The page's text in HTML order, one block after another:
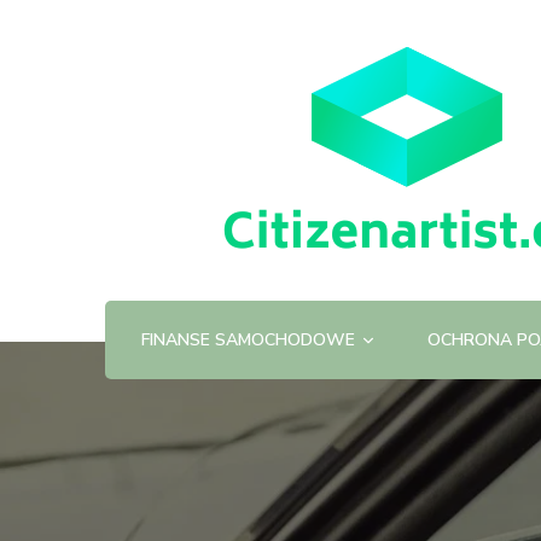
FINANSE SAMOCHODOWE OCHRONA